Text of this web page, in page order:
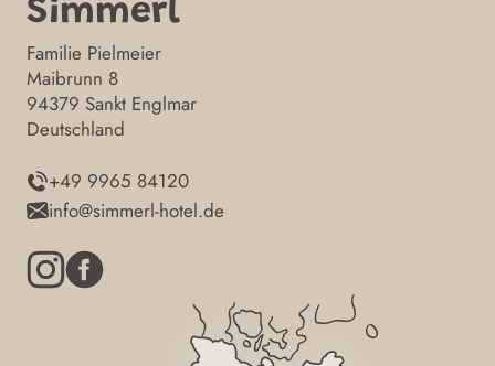
Simmerl
Familie Pielmeier
Maibrunn 8
94379 Sankt Englmar
Deutschland
+49 9965 84120
info@simmerl-hotel.de